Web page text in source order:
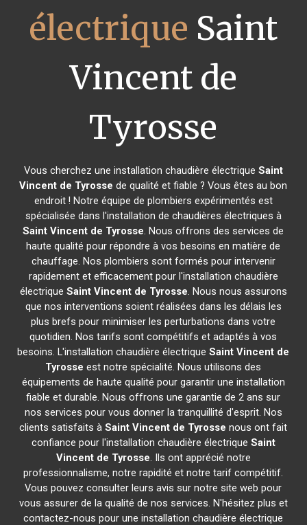
électrique Saint
Vincent de
Tyrosse
Vous cherchez une installation chaudière électrique Saint
Vincent de Tyrosse de qualité et fiable ? Vous êtes au bon
endroit ! Notre équipe de plombiers expérimentés est
spécialisée dans l'installation de chaudières électriques à
Saint Vincent de Tyrosse. Nous offrons des services de
haute qualité pour répondre à vos besoins en matière de
chauffage. Nos plombiers sont formés pour intervenir
rapidement et efficacement pour l'installation chaudière
électrique Saint Vincent de Tyrosse. Nous nous assurons
que nos interventions soient réalisées dans les délais les
plus brefs pour minimiser les perturbations dans votre
quotidien. Nos tarifs sont compétitifs et adaptés à vos
besoins. L'installation chaudière électriqueSaint Vincent de
Tyrosse est notre spécialité. Nous utilisons des
équipements de haute qualité pour garantir une installation
fiable et durable. Nous offrons une garantie de 2 ans sur
nos services pour vous donner la tranquillité d'esprit. Nos
clients satisfaits àSaint Vincent de Tyrosse nous ont fait
confiance pour l'installation chaudière électrique Saint
Vincent de Tyrosse. Ils ont apprécié notre
professionnalisme, notre rapidité et notre tarif compétitif.
Vous pouvez consulter leurs avis sur notre site web pour
vous assurer de la qualité de nos services. N'hésitez plus et
contactez-nous pour une installation chaudière électrique